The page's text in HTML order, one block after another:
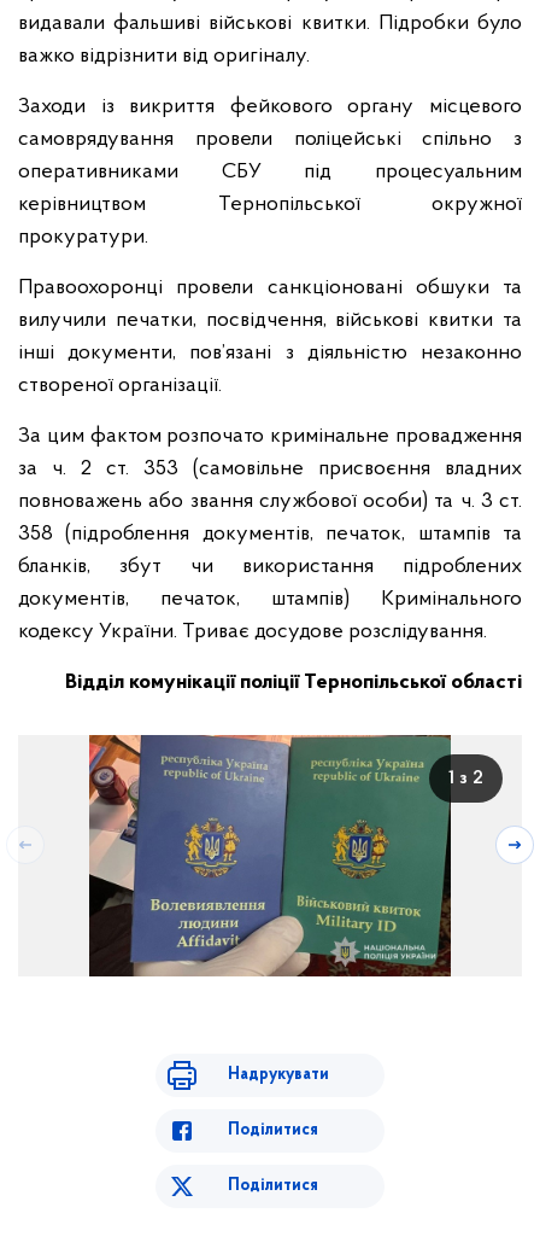
видавали фальшиві військові квитки. Підробки було
важко відрізнити від оригіналу.
Заходи із викриття фейкового органу місцевого
самоврядування провели поліцейські спільно з
оперативниками СБУ під процесуальним
керівництвом Тернопільської окружної
прокуратури.
Правоохоронці провели санкціоновані обшуки та
вилучили печатки, посвідчення, військові квитки та
інші документи, пов’язані з діяльністю незаконно
створеної організації.
За цим фактом розпочато кримінальне провадження
за ч. 2 ст. 353 (самовільне присвоєння владних
повноважень або звання службової особи) та ч. 3 ст.
358 (підроблення документів, печаток, штампів та
бланків, збут чи використання підроблених
документів, печаток, штампів) Кримінального
кодексу України. Триває досудове розслідування.
Відділ комунікації поліції Тернопільської області
1 з 2
Надрукувати
Поділитися
Поділитися